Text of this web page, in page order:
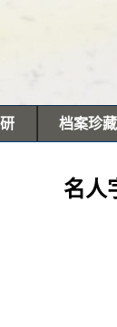
档案珍藏
名人